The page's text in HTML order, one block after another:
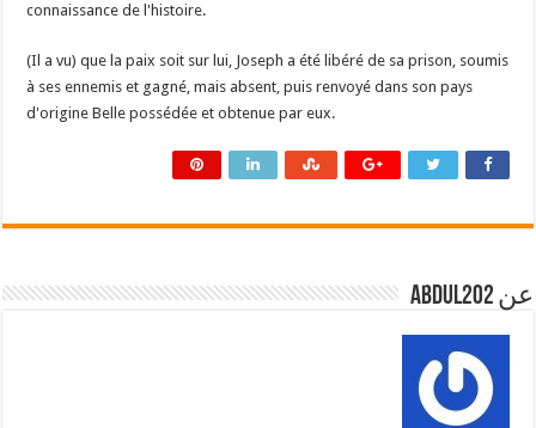
connaissance de l'histoire.
(Il a vu) que la paix soit sur lui, Joseph a été libéré de sa prison, soumis
à ses ennemis et gagné, mais absent, puis renvoyé dans son pays
d'origine Belle possédée et obtenue par eux.
عن abdul202